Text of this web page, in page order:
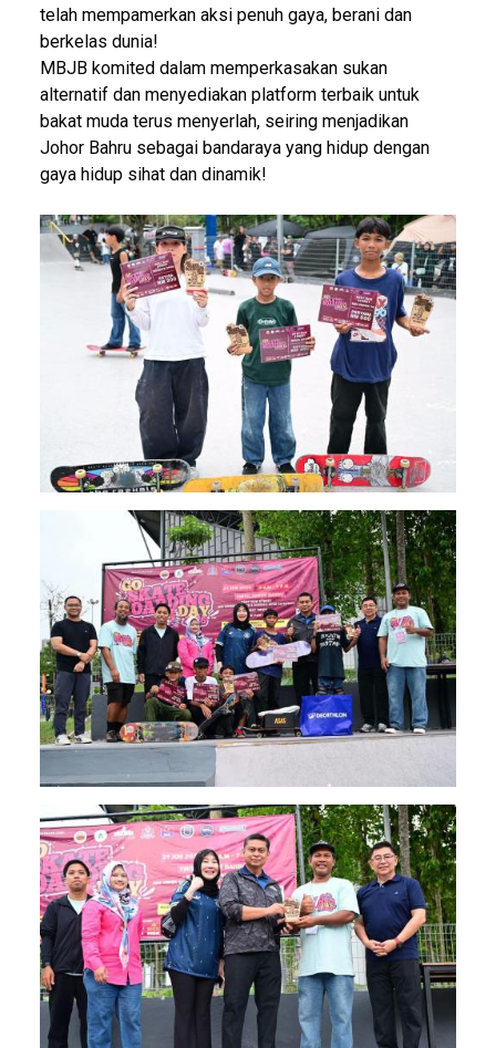
telah mempamerkan aksi penuh gaya, berani dan
berkelas dunia!
MBJB komited dalam memperkasakan sukan
alternatif dan menyediakan platform terbaik untuk
bakat muda terus menyerlah, seiring menjadikan
Johor Bahru sebagai bandaraya yang hidup dengan
gaya hidup sihat dan dinamik!
Image
Image